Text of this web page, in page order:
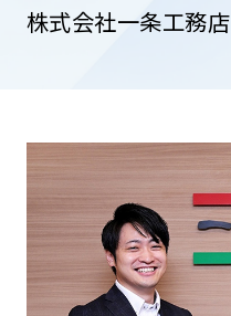
株式会社一条工務店